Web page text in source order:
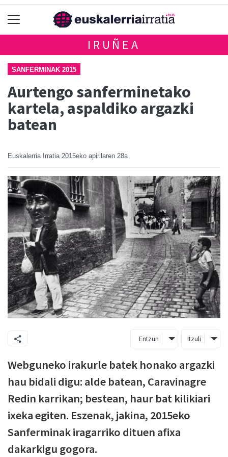
IRUÑEA
SANFERMINAK 2015
Aurtengo sanferminetako
kartela, aspaldiko argazki
batean
Euskalerria Irratia 2015eko apirilaren 28a
Entzun Itzuli
Webguneko irakurle batek honako argazki
hau bidali digu: alde batean, Caravinagre
Redin karrikan; bestean, haur bat kilikiari
ixeka egiten. Eszenak, jakina, 2015eko
Sanferminak iragarriko dituen afixa
dakarkigu gogora.